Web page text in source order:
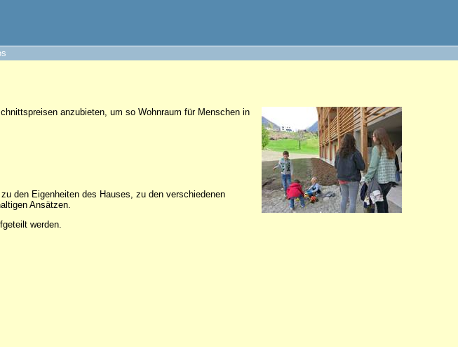
anzubieten, um so Wohnraum für Menschen in
den Eigenheiten des Hauses, zu den verschiedenen
Ansätzen.
werden.